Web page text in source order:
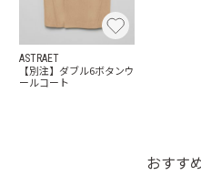
ASTRAET
【別注】ダブル6ボタンウ
ールコート
おすす